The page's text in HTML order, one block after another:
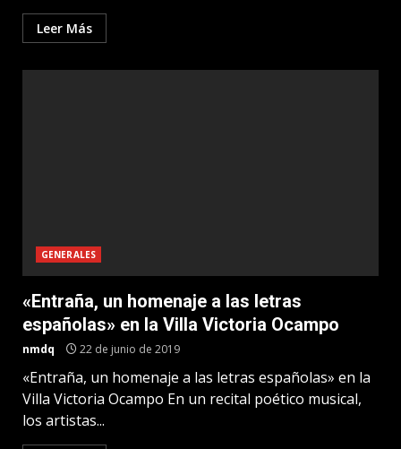
Leer Más
GENERALES
«Entraña, un homenaje a las letras
españolas» en la Villa Victoria Ocampo
nmdq 22 de junio de 2019
«Entraña, un homenaje a las letras españolas» en la
Villa Victoria Ocampo En un recital poético musical,
los artistas...